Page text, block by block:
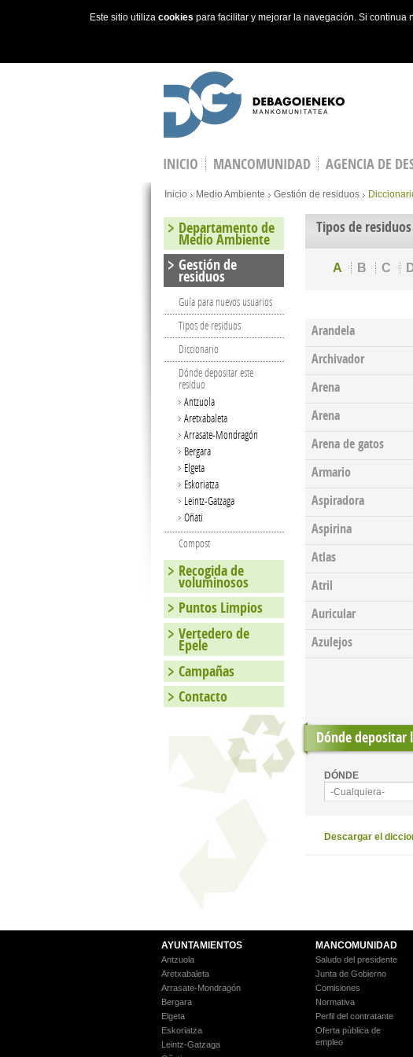
Este sitio utiliza cookies para facilitar y mejorar la navegación. Si
INICIO MANCOMUNIDAD AGENCIA DE
You are here
Inicio Medio Ambiente Gestión de residuos
Tipos de residuos
A B C
Arandela
Archivador
Arena
Arena
Arena de gatos
Armario
Aspiradora
Aspirina
Atlas
Atril
Auricular
Azulejos
Dónde depositar
DÓNDE
-Cualquiera-
Descargar el
Departamento de
Medio Ambiente
Gestión de
residuos
Guía para nuevos usuarios
Tipos de residuos
Diccionario
Dónde depositar este
residuo
Antzuola
Aretxabaleta
Arrasate-Mondragón
Bergara
Elgeta
Eskoriatza
Leintz-Gatzaga
Oñati
Compost
Recogida de
voluminosos
Puntos Limpios
Vertedero de
Epele
Campañas
Contacto
AYUNTAMIENTOS
Antzuola
Aretxabaleta
Arrasate-Mondragón
Bergara
Elgeta
Eskoriatza
Leintz-Gatzaga
MANCOMUNIDAD
Saludo del presidente
Junta de Gobierno
Comisiones
Normativa
Perfil del contratante
Oferta pública de
empleo